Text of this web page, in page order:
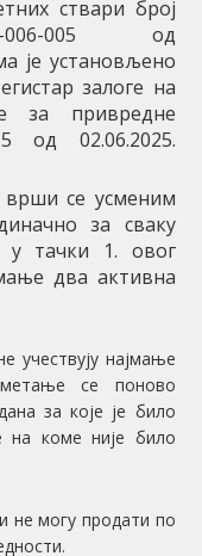
ствари број
006-005 од
је установљено
залоге на
за привредне
од 02.06.2025.
врши се усменим
за сваку
у тачки 1. овог
два активна
учествују најмање
се поново
за које је било
на коме није било
не могу продати по